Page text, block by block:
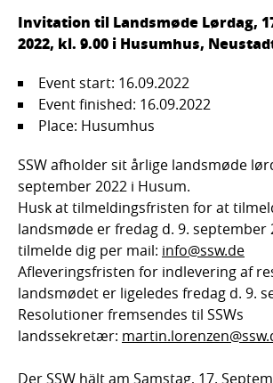
Invitation til Landsmøde Lørdag,
2022, kl. 9.00 i Husumhus,
Event start: 16.09.2022
Event finished: 16.09.2022
Place: Husumhus
SSW afholder sit årlige landsmøde
september 2022 i Husum.
Husk at tilmeldingsfristen for at
landsmøde er fredag d. 9. september
tilmelde dig per mail: info@ssw.de
Afleveringsfristen for indlevering af
landsmødet er ligeledes fredag d. 9.
Resolutioner fremsendes til SSWs
landssekretær:
Der SSW hält am Samstag, 17.